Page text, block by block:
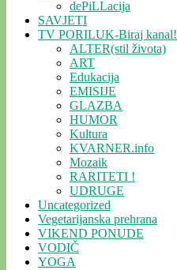
dePiLLacija
SAVJETI
TV PORILUK-Biraj kanal!
ALTER(stil života)
ART
Edukacija
EMISIJE
GLAZBA
HUMOR
Kultura
KVARNER.info
Mozaik
RARITETI !
UDRUGE
Uncategorized
Vegetarijanska prehrana
VIKEND PONUDE
VODIČ
YOGA